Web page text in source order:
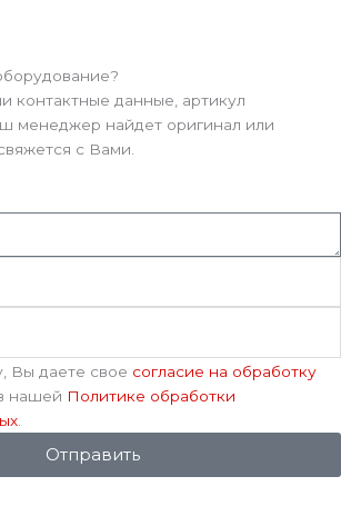
данные, артикул
менеджер найдет оригинал или
с Вами.
Вы даете свое согласие на обработку
нашей Политике обработки
Отправить